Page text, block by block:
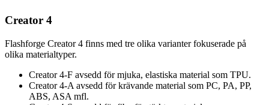
Creator 4
Flashforge Creator 4 finns med tre olika varianter fokuserade på
olika materialtyper.
Creator 4-F avsedd för mjuka, elastiska material som TPU.
Creator 4-A avsedd för krävande material som PC, PA, PP,
ABS, ASA mfl.